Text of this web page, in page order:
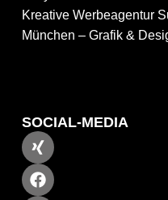
Kreative Werbeagentur
München – Grafik &
SOCIAL-MEDIA